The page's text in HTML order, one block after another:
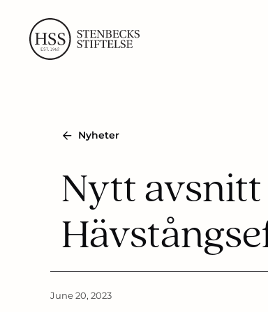
content
Nyheter
Nytt avsnitt
June 20, 2023